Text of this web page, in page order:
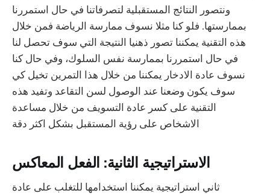
ونتصور النتائج المستقبلية لتصرفاتنا في حال استمررنا
بممارستها. فلو كنا مثلا نسوف ممارسة الرياضة فمن خلال
هذه التقنية يمكننا تصور ذهنيا النتيجة التي سوف تحصل لنا
في حال استمررنا بممارسة نفس السلوك، وفي حال كنا
نسوف عادة الادخار يمكننا من خلال هذا التمرين تخيل كي
سوف يكون وضعنا عند الوصول لسن التقاعد وتفيد هذه
التقنية على كسر عادة التسويف من خلال مساعدة
الاستراتيجية الثانية: الفعل المعاكس
ثاني استراتيجية يمكننا استخدامها للتغلب على عادة